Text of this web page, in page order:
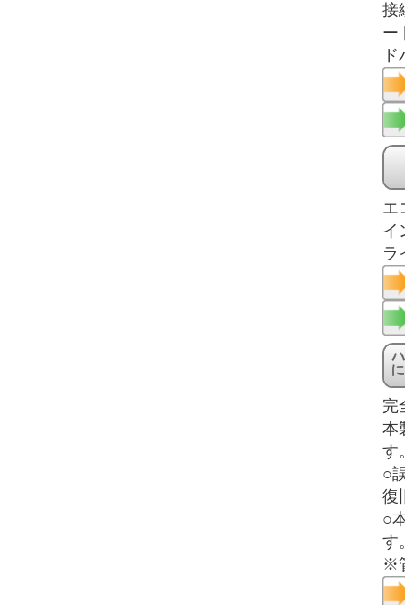
接
ー
エ
イ
ラ
完
本
す。
○
復
○
す。
※